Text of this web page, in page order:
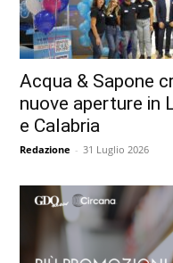
Acqua & Sapone
nuove aperture in
e Calabria
Redazione - 31 Luglio 2026